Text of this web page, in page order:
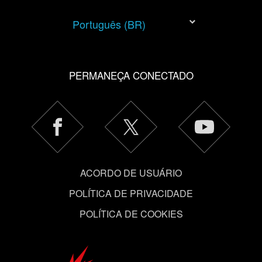
cookies e poderá ajustar as suas preferências no menu
Português (BR)
PERMANEÇA CONECTADO
ACORDO DE USUÁRIO
POLÍTICA DE PRIVACIDADE
POLÍTICA DE COOKIES